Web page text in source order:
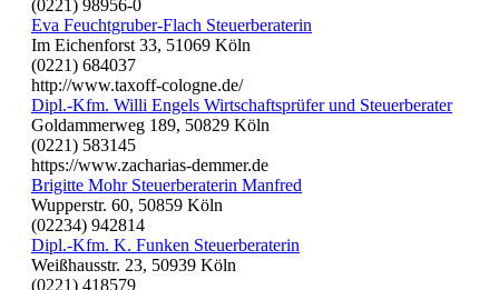
(0221) 98956-0
Eva Feuchtgruber-Flach Steuerberaterin
Im Eichenforst 33, 51069 Köln
(0221) 684037
http://www.taxoff-cologne.de/
Dipl.-Kfm. Willi Engels Wirtschaftsprüfer und Steuerberater
Goldammerweg 189, 50829 Köln
(0221) 583145
https://www.zacharias-demmer.de
Brigitte Mohr Steuerberaterin Manfred
Wupperstr. 60, 50859 Köln
(02234) 942814
Dipl.-Kfm. K. Funken Steuerberaterin
Weißhausstr. 23, 50939 Köln
(0221) 418579